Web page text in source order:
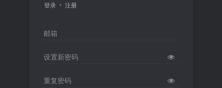
登录 注册
邮箱
设置新密码
重复密码